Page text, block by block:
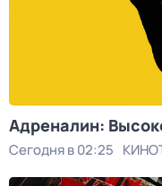
Адреналин:
Сегодня в 02:25